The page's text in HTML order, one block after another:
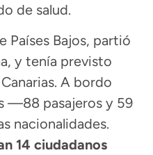
de salud.
Países Bajos, partió
y tenía previsto
A bordo
—88 pasajeros y 59
nacionalidades.
14 ciudadanos